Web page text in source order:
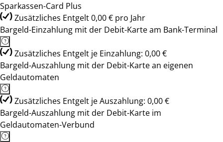
Sparkassen-Card Plus
Zusätzliches Entgelt 0,00 € pro Jahr
Bargeld-Einzahlung mit der Debit-Karte am Bank-Terminal
Zusätzliches Entgelt je Einzahlung: 0,00 €
Bargeld-Auszahlung mit der Debit-Karte an eigenen
Geldautomaten
Zusätzliches Entgelt je Auszahlung: 0,00 €
Bargeld-Auszahlung mit der Debit-Karte im
Geldautomaten-Verbund